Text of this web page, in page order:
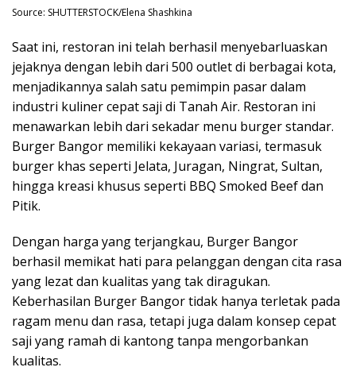
Source: SHUTTERSTOCK/Elena Shashkina
Saat ini, restoran ini telah berhasil menyebarluaskan
jejaknya dengan lebih dari 500 outlet di berbagai kota,
menjadikannya salah satu pemimpin pasar dalam
industri kuliner cepat saji di Tanah Air. Restoran ini
menawarkan lebih dari sekadar menu burger standar.
Burger Bangor memiliki kekayaan variasi, termasuk
burger khas seperti Jelata, Juragan, Ningrat, Sultan,
hingga kreasi khusus seperti BBQ Smoked Beef dan
Pitik.
Dengan harga yang terjangkau, Burger Bangor
berhasil memikat hati para pelanggan dengan cita rasa
yang lezat dan kualitas yang tak diragukan.
Keberhasilan Burger Bangor tidak hanya terletak pada
ragam menu dan rasa, tetapi juga dalam konsep cepat
saji yang ramah di kantong tanpa mengorbankan
kualitas.